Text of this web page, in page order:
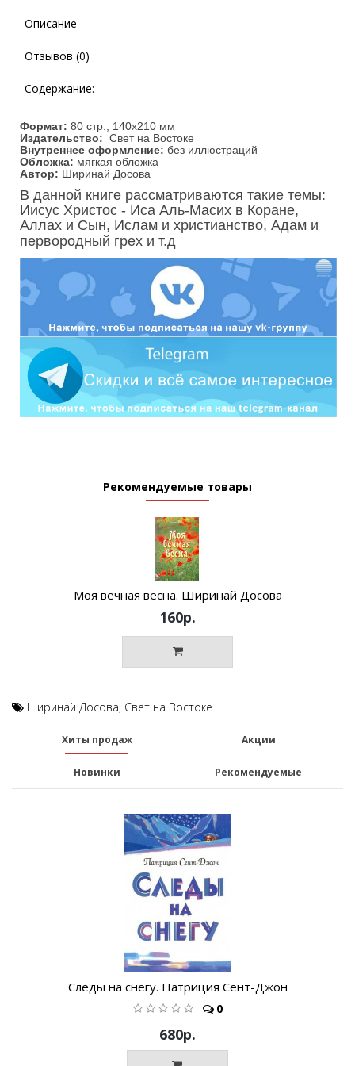
Описание
Отзывов (0)
Содержание:
Формат: 80 стр., 140х210 мм
Издательство: Свет на Востоке
Внутреннее оформление: без иллюстраций
Обложка: мягкая обложка
Автор: Ширинай Досова
В данной книге рассматриваются такие темы:
Иисус Христос - Иса Аль-Масих в Коране,
Аллах и Сын, Ислам и христианство, Адам и
первородный грех и т.д.
Рекомендуемые товары
Моя вечная весна. Ширинай Досова
160р.
Ширинай Досова, Свет на Востоке
Хиты продаж Акции
Новинки Рекомендуемые
Следы на снегу. Патриция Сент-Джон
0
680р.